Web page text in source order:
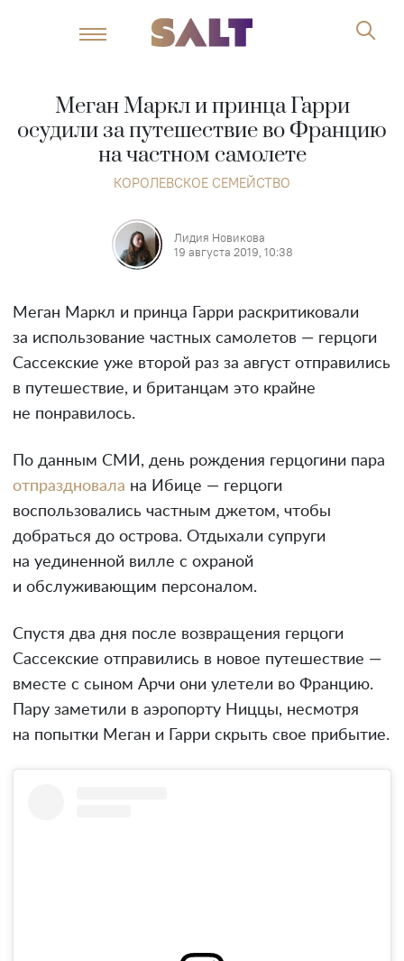
Меган Маркл и принца Гарри
осудили за путешествие во Францию
на частном самолете
КОРОЛЕВСКОЕ СЕМЕЙСТВО
Лидия Новикова
19 августа 2019, 10:38
Меган Маркл и принца Гарри раскритиковали
за использование частных самолетов — герцоги
Сассекские уже второй раз за август отправились
в путешествие, и британцам это крайне
не понравилось.
По данным СМИ, день рождения герцогини пара
отпраздновала на Ибице — герцоги
воспользовались частным джетом, чтобы
добраться до острова. Отдыхали супруги
на уединенной вилле с охраной
и обслуживающим персоналом.
Спустя два дня после возвращения герцоги
Сассекские отправились в новое путешествие —
вместе с сыном Арчи они улетели во Францию.
Пару заметили в аэропорту Ниццы, несмотря
на попытки Меган и Гарри скрыть свое прибытие.